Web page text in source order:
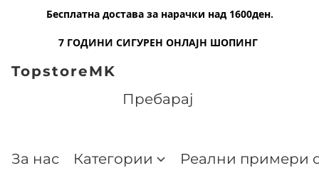
Бесплатна достава за нарачки над 1600ден.
7 ГОДИНИ СИГУРЕН ОНЛАЈН ШОПИНГ
TopstoreMK
За нас Категории Реални примери